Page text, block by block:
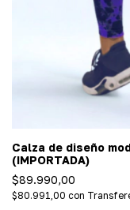
Calza de diseño
(IMPORTADA)
$89.990,00
$80.991,00 con